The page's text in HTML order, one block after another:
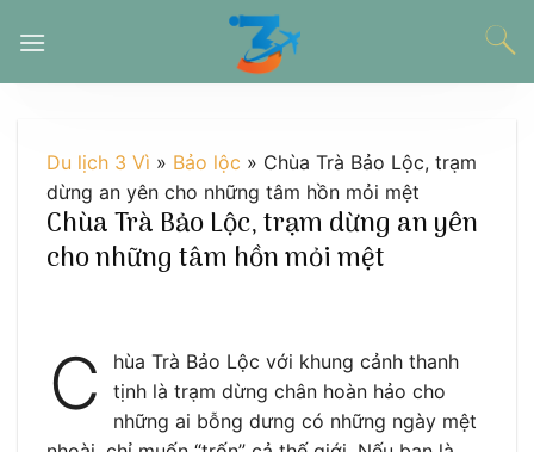
đến
Du lịch 3 Vì » Bảo lộc » Chùa Trà Bảo Lộc, trạm
dừng an yên cho những tâm hồn mỏi mệt
Chùa Trà Bảo Lộc, trạm dừng an yên
cho những tâm hồn mỏi mệt
C
hùa Trà Bảo Lộc với khung cảnh thanh
tịnh là trạm dừng chân hoàn hảo cho
những ai bỗng dưng có những ngày mệt